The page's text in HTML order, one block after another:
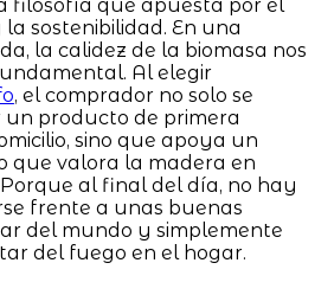
filosofía que apuesta por el
sostenibilidad. En una
la calidez de la biomasa nos
Al elegir
, el comprador no solo se
un producto de primera
sino que apoya un
que valora la madera en
al final del día, no hay
frente a unas buenas
del mundo y simplemente
del fuego en el hogar.